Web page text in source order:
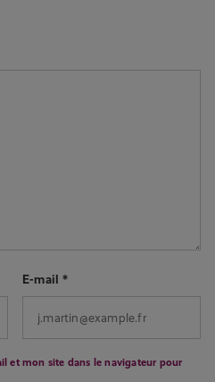
E-mail*
et mon site dans le navigateur pour